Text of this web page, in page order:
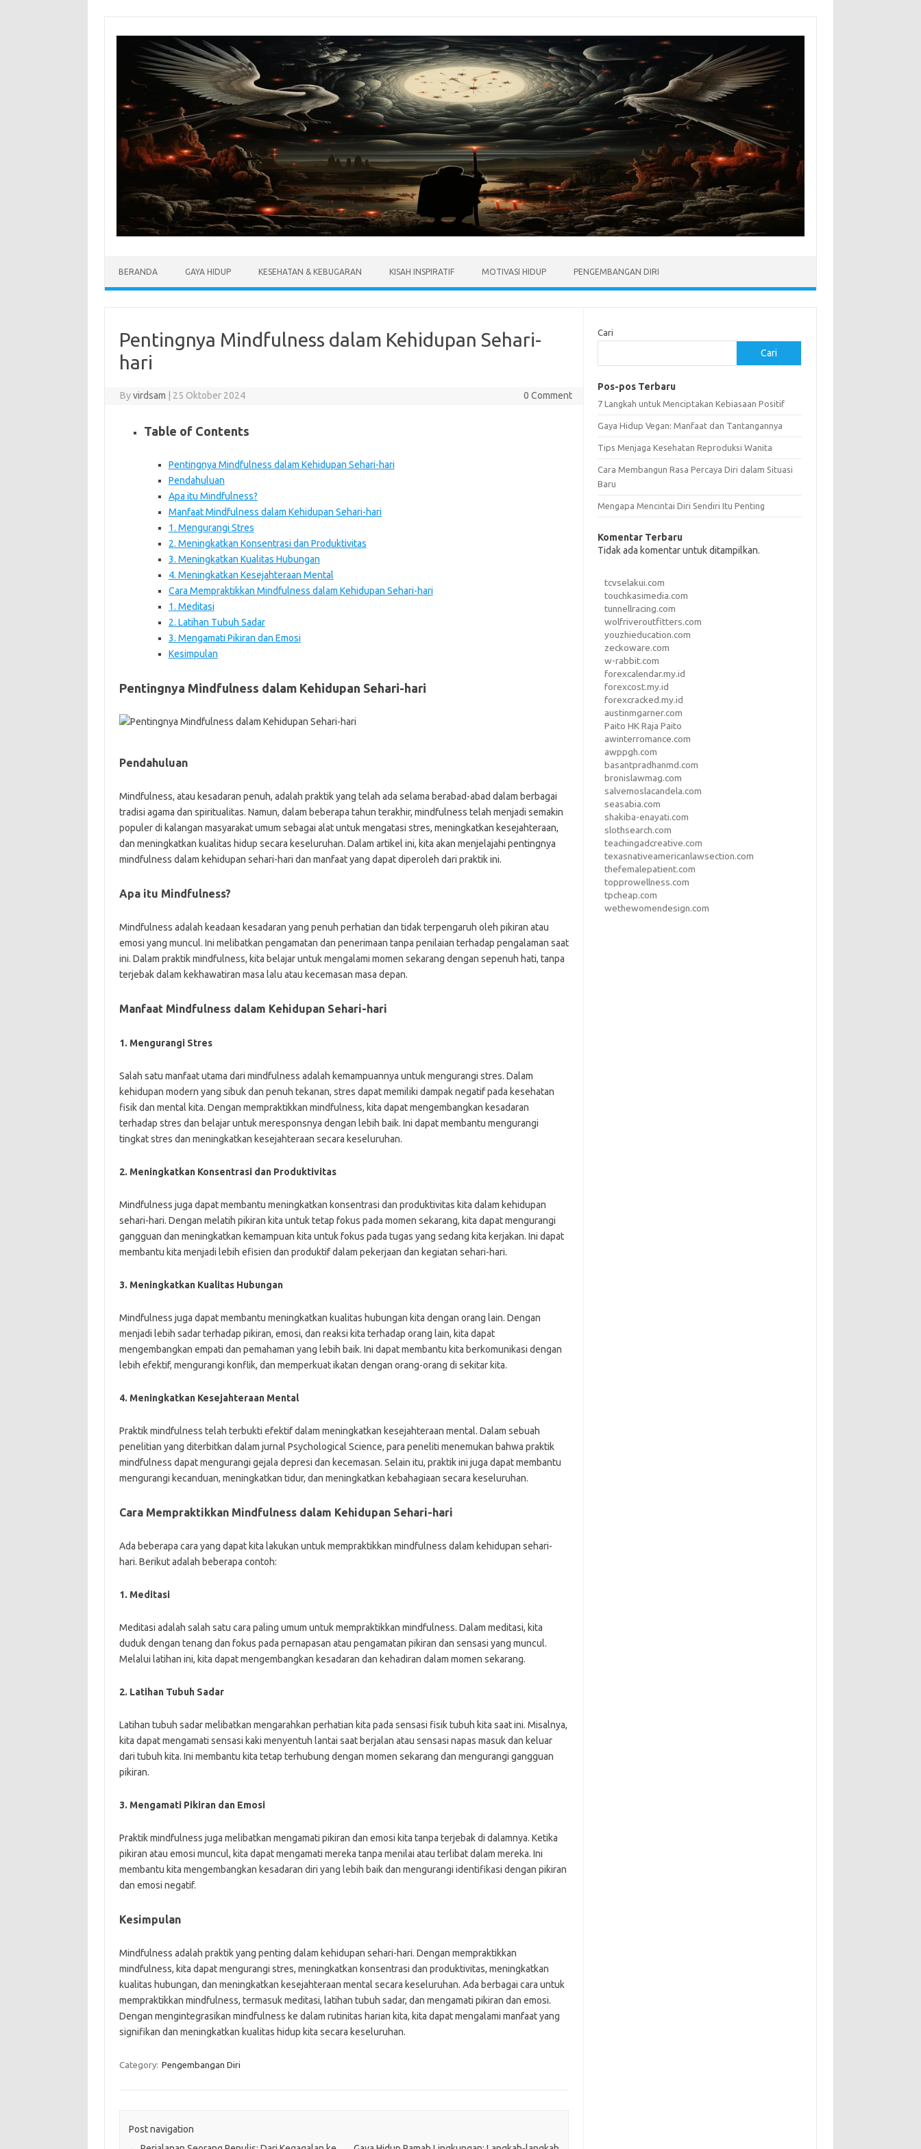
BERANDA GAYA HIDUP KESEHATAN & KEBUGARAN KISAH INSPIRATIF MOTIVASI HIDUP PENGEMBANGAN DIRI
Pentingnya Mindfulness dalam Kehidupan Sehari-
hari
Byvirdsam 25 Oktober 2024 0 Comment
Table of Contents
Pentingnya Mindfulness dalam Kehidupan Sehari-hari
Pendahuluan
Apa itu Mindfulness?
Manfaat Mindfulness dalam Kehidupan Sehari-hari
1. Mengurangi Stres
2. Meningkatkan Konsentrasi dan Produktivitas
3. Meningkatkan Kualitas Hubungan
4. Meningkatkan Kesejahteraan Mental
Cara Mempraktikkan Mindfulness dalam Kehidupan Sehari-hari
1. Meditasi
2. Latihan Tubuh Sadar
3. Mengamati Pikiran dan Emosi
Kesimpulan
Pentingnya Mindfulness dalam Kehidupan Sehari-hari
Pendahuluan
Mindfulness, atau kesadaran penuh, adalah praktik yang telah ada selama berabad-abad dalam berbagai
tradisi agama dan spiritualitas. Namun, dalam beberapa tahun terakhir, mindfulness telah menjadi semakin
populer di kalangan masyarakat umum sebagai alat untuk mengatasi stres, meningkatkan kesejahteraan,
dan meningkatkan kualitas hidup secara keseluruhan. Dalam artikel ini, kita akan menjelajahi pentingnya
mindfulness dalam kehidupan sehari-hari dan manfaat yang dapat diperoleh dari praktik ini.
Apa itu Mindfulness?
Mindfulness adalah keadaan kesadaran yang penuh perhatian dan tidak terpengaruh oleh pikiran atau
emosi yang muncul. Ini melibatkan pengamatan dan penerimaan tanpa penilaian terhadap pengalaman saat
ini. Dalam praktik mindfulness, kita belajar untuk mengalami momen sekarang dengan sepenuh hati, tanpa
terjebak dalam kekhawatiran masa lalu atau kecemasan masa depan.
Manfaat Mindfulness dalam Kehidupan Sehari-hari
1. Mengurangi Stres
Salah satu manfaat utama dari mindfulness adalah kemampuannya untuk mengurangi stres. Dalam
kehidupan modern yang sibuk dan penuh tekanan, stres dapat memiliki dampak negatif pada kesehatan
fisik dan mental kita. Dengan mempraktikkan mindfulness, kita dapat mengembangkan kesadaran
terhadap stres dan belajar untuk meresponsnya dengan lebih baik. Ini dapat membantu mengurangi
tingkat stres dan meningkatkan kesejahteraan secara keseluruhan.
2. Meningkatkan Konsentrasi dan Produktivitas
Mindfulness juga dapat membantu meningkatkan konsentrasi dan produktivitas kita dalam kehidupan
sehari-hari. Dengan melatih pikiran kita untuk tetap fokus pada momen sekarang, kita dapat mengurangi
gangguan dan meningkatkan kemampuan kita untuk fokus pada tugas yang sedang kita kerjakan. Ini dapat
membantu kita menjadi lebih efisien dan produktif dalam pekerjaan dan kegiatan sehari-hari.
3. Meningkatkan Kualitas Hubungan
Mindfulness juga dapat membantu meningkatkan kualitas hubungan kita dengan orang lain. Dengan
menjadi lebih sadar terhadap pikiran, emosi, dan reaksi kita terhadap orang lain, kita dapat
mengembangkan empati dan pemahaman yang lebih baik. Ini dapat membantu kita berkomunikasi dengan
lebih efektif, mengurangi konflik, dan memperkuat ikatan dengan orang-orang di sekitar kita.
4. Meningkatkan Kesejahteraan Mental
Praktik mindfulness telah terbukti efektif dalam meningkatkan kesejahteraan mental. Dalam sebuah
penelitian yang diterbitkan dalam jurnal Psychological Science, para peneliti menemukan bahwa praktik
mindfulness dapat mengurangi gejala depresi dan kecemasan. Selain itu, praktik ini juga dapat membantu
mengurangi kecanduan, meningkatkan tidur, dan meningkatkan kebahagiaan secara keseluruhan.
Cara Mempraktikkan Mindfulness dalam Kehidupan Sehari-hari
Ada beberapa cara yang dapat kita lakukan untuk mempraktikkan mindfulness dalam kehidupan sehari-
hari. Berikut adalah beberapa contoh:
1. Meditasi
Meditasi adalah salah satu cara paling umum untuk mempraktikkan mindfulness. Dalam meditasi, kita
duduk dengan tenang dan fokus pada pernapasan atau pengamatan pikiran dan sensasi yang muncul.
Melalui latihan ini, kita dapat mengembangkan kesadaran dan kehadiran dalam momen sekarang.
2. Latihan Tubuh Sadar
Latihan tubuh sadar melibatkan mengarahkan perhatian kita pada sensasi fisik tubuh kita saat ini. Misalnya,
kita dapat mengamati sensasi kaki menyentuh lantai saat berjalan atau sensasi napas masuk dan keluar
dari tubuh kita. Ini membantu kita tetap terhubung dengan momen sekarang dan mengurangi gangguan
pikiran.
3. Mengamati Pikiran dan Emosi
Praktik mindfulness juga melibatkan mengamati pikiran dan emosi kita tanpa terjebak di dalamnya. Ketika
pikiran atau emosi muncul, kita dapat mengamati mereka tanpa menilai atau terlibat dalam mereka. Ini
membantu kita mengembangkan kesadaran diri yang lebih baik dan mengurangi identifikasi dengan pikiran
dan emosi negatif.
Kesimpulan
Mindfulness adalah praktik yang penting dalam kehidupan sehari-hari. Dengan mempraktikkan
mindfulness, kita dapat mengurangi stres, meningkatkan konsentrasi dan produktivitas, meningkatkan
kualitas hubungan, dan meningkatkan kesejahteraan mental secara keseluruhan. Ada berbagai cara untuk
mempraktikkan mindfulness, termasuk meditasi, latihan tubuh sadar, dan mengamati pikiran dan emosi.
Dengan mengintegrasikan mindfulness ke dalam rutinitas harian kita, kita dapat mengalami manfaat yang
signifikan dan meningkatkan kualitas hidup kita secara keseluruhan.
Category: Pengembangan Diri
Post navigation
Cari
Cari
Pos-pos Terbaru
7 Langkah untuk Menciptakan Kebiasaan Positif
Gaya Hidup Vegan: Manfaat dan Tantangannya
Tips Menjaga Kesehatan Reproduksi Wanita
Cara Membangun Rasa Percaya Diri dalam Situasi
Baru
Mengapa Mencintai Diri Sendiri Itu Penting
Komentar Terbaru
Tidak ada komentar untuk ditampilkan.
tcvselakui.com
touchkasimedia.com
tunnellracing.com
wolfriveroutfitters.com
youzhieducation.com
zeckoware.com
w-rabbit.com
forexcalendar.my.id
forexcost.my.id
forexcracked.my.id
austinmgarner.com
Paito HK Raja Paito
awinterromance.com
awppgh.com
basantpradhanmd.com
bronislawmag.com
salvemoslacandela.com
seasabia.com
shakiba-enayati.com
slothsearch.com
teachingadcreative.com
texasnativeamericanlawsection.com
thefemalepatient.com
topprowellness.com
tpcheap.com
wethewomendesign.com